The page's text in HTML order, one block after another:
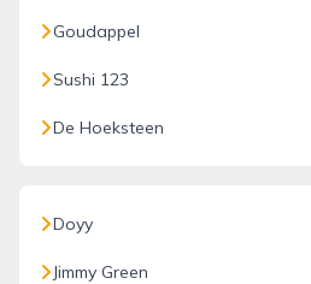
Goudappel
Sushi 123
De Hoeksteen
Doyy
Jimmy Green